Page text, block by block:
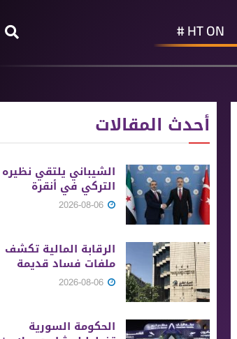
HT ON #
أحدث المقالات
الشيباني يلتقي نظيره
التركي في أنقرة
الرقابة المالية تكشف
ملفات فساد قديمة
الحكومة السورية